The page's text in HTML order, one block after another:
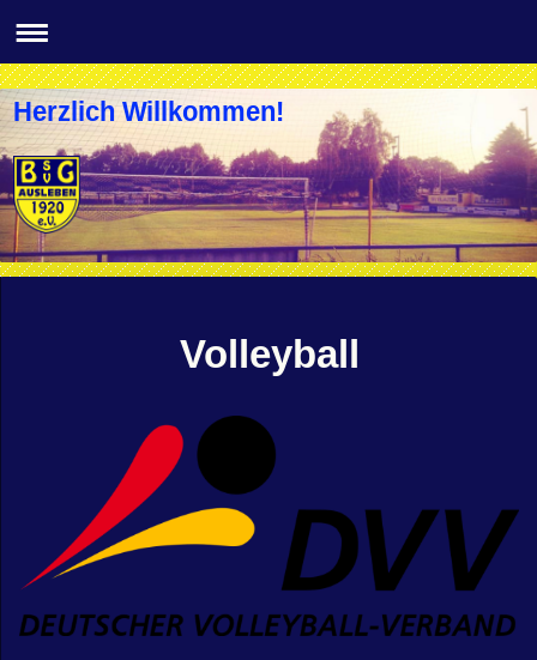
Herzlich Willkommen!
Volleyball